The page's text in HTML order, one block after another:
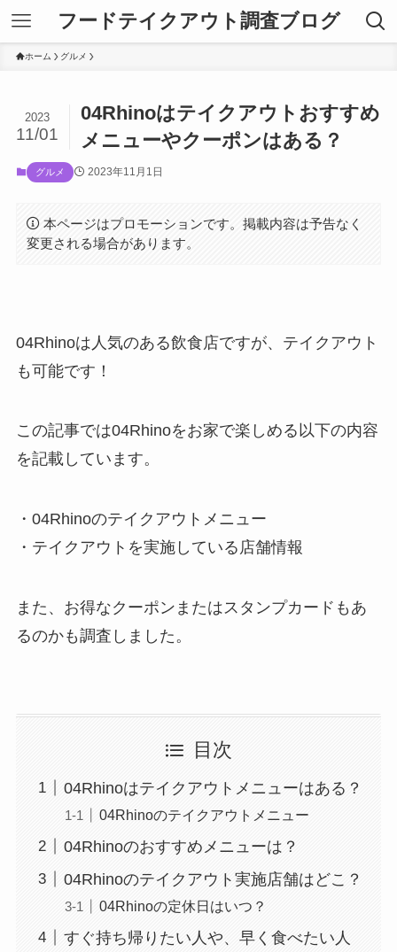
フードテイクアウト調査ブログ
ホーム グルメ
04Rhinoはテイクアウトおすすめ
メニューやクーポンはある？
2023
11/01
グルメ 2023年11月1日
本ページはプロモーションです。掲載内容は予告なく
変更される場合があります。
04Rhinoは人気のある飲食店ですが、テイクアウト
も可能です！
この記事では04Rhinoをお家で楽しめる以下の内容
を記載しています。
・04Rhinoのテイクアウトメニュー
・テイクアウトを実施している店舗情報
また、お得なクーポンまたはスタンプカードもあ
るのかも調査しました。
目次
04Rhinoはテイクアウトメニューはある？
04Rhinoのテイクアウトメニュー
04Rhinoのおすすめメニューは？
04Rhinoのテイクアウト実施店舗はどこ？
04Rhinoの定休日はいつ？
すぐ持ち帰りたい人や、早く食べたい人